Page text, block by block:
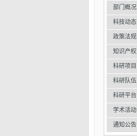
部门概况
科技动态
政策法规
知识产权
科研项目
科研队伍
科研平台
学术活动
通知公告